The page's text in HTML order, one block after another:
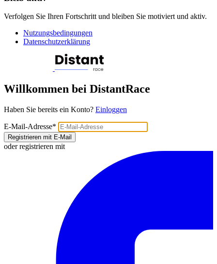
Verfolgen Sie Ihren Fortschritt und bleiben Sie motiviert und aktiv.
Nutzungsbedingungen
Datenschutzerklärung
Willkommen bei DistantRace
Haben Sie bereits ein Konto? Einloggen
E-Mail-Adresse*
Registrieren mit E-Mail
oder registrieren mit